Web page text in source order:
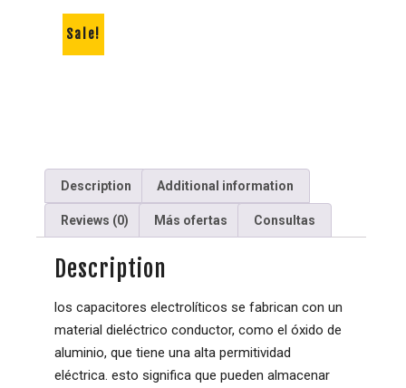
Sale!
Description Additional information
Reviews (0) Más ofertas Consultas
Description
los capacitores electrolíticos se fabrican con un
material dieléctrico conductor, como el óxido de
aluminio, que tiene una alta permitividad
eléctrica. esto significa que pueden almacenar